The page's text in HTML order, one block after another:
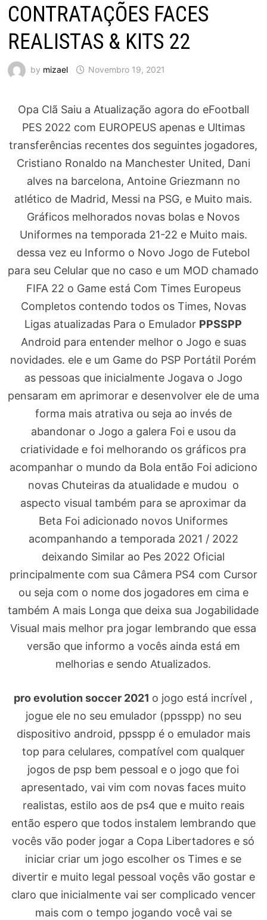
CONTRATAÇÕES FACES
REALISTAS & KITS 22
by mizael Novembro 19, 2021
Opa Clã Saiu a Atualização agora do eFootball
PES 2022 com EUROPEUS apenas e Ultimas
transferências recentes dos seguintes jogadores,
Cristiano Ronaldo na Manchester United, Dani
alves na barcelona, Antoine Griezmann no
atlético de Madrid, Messi na PSG, e Muito mais.
Gráficos melhorados novas bolas e Novos
Uniformes na temporada 21-22 e Muito mais.
dessa vez eu Informo o Novo Jogo de Futebol
para seu Celular que no caso e um MOD chamado
FIFA 22 o Game está Com Times Europeus
Completos contendo todos os Times, Novas
Ligas atualizadas Para o Emulador PPSSPP
Android para entender melhor o Jogo e suas
novidades. ele e um Game do PSP Portátil Porém
as pessoas que inicialmente Jogava o Jogo
pensaram em aprimorar e desenvolver ele de uma
forma mais atrativa ou seja ao invés de
abandonar o Jogo a galera Foi e usou da
criatividade e foi melhorando os gráficos pra
acompanhar o mundo da Bola então Foi adiciono
novas Chuteiras da atualidade e mudou o
aspecto visual também para se aproximar da
Beta Foi adicionado novos Uniformes
acompanhando a temporada 2021 / 2022
deixando Similar ao Pes 2022 Oficial
principalmente com sua Câmera PS4 com Cursor
ou seja com o nome dos jogadores em cima e
também A mais Longa que deixa sua Jogabilidade
Visual mais melhor pra jogar lembrando que essa
versão que informo a vocês ainda está em
melhorias e sendo Atualizados.
pro evolution soccer 2021 o jogo está incrível ,
jogue ele no seu emulador (ppsspp) no seu
dispositivo android, ppsspp é o emulador mais
top para celulares, compatível com qualquer
jogos de psp bem pessoal e o jogo que foi
apresentado, vai vim com novas faces muito
realistas, estilo aos de ps4 que e muito reais
então espero que todos instalem lembrando que
vocês vão poder jogar a Copa Libertadores e só
iniciar criar um jogo escolher os Times e se
divertir e muito legal pessoal voçês vão gostar e
claro que inicialmente vai ser complicado vencer
mais com o tempo jogando você vai se